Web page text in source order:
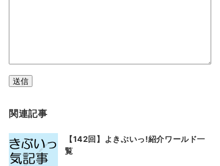
送信
関連記事
【142回】よきぶいっ!紹介ワールド一
覧